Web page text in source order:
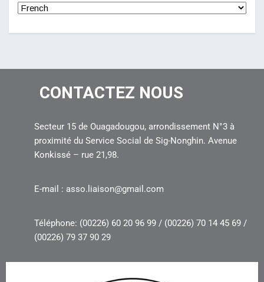
CONTACTEZ NOUS
Secteur 15 de Ouagadougou, arrondissement N°3 à
proximité du Service Social de Sig-Nonghin. Avenue
Konkissé – rue 21,98.
E-mail : asso.liaison@gmail.com
Téléphone: (00226) 60 20 96 99 / (00226) 70 14 45 69 /
(00226) 79 37 90 29